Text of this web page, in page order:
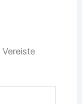
Vereiste